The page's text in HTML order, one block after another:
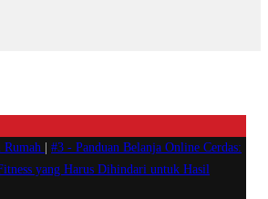
Rumah #3 - Panduan Belanja Online Cerdas:
yang Harus Dihindari untuk Hasil